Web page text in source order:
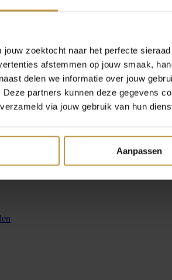
jouw zoektocht naar het perfecte
afstemmen op jouw smaak,
delen we informatie over jouw
partners kunnen deze gegevens
via jouw gebruik van hun
Aanpassen